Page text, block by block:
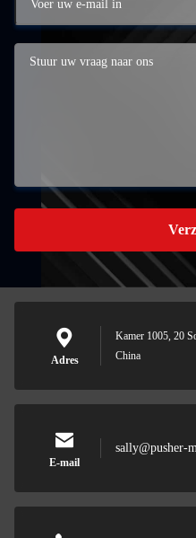
Adres
Kamer 1005, 20
China
E-mail
sally@pusher-